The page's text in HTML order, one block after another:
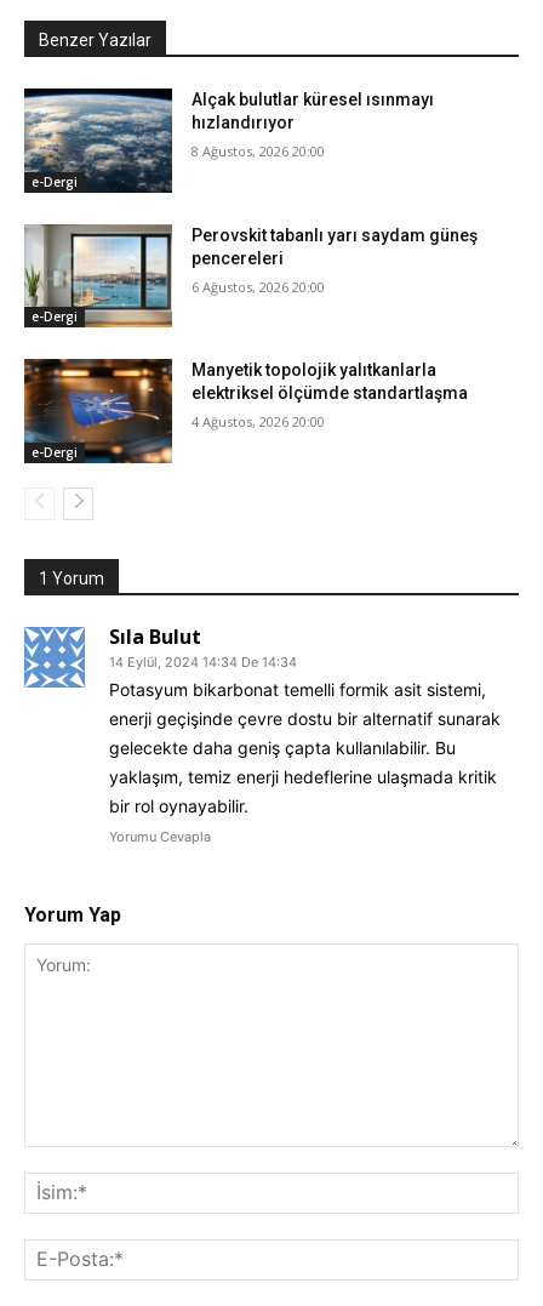
Benzer Yazılar
e-Dergi
Alçak bulutlar küresel ısınmayı
hızlandırıyor
8 Ağustos, 2026 20:00
e-Dergi
Perovskit tabanlı yarı saydam güneş
pencereleri
6 Ağustos, 2026 20:00
e-Dergi
Manyetik topolojik yalıtkanlarla
elektriksel ölçümde standartlaşma
4 Ağustos, 2026 20:00
1 Yorum
Sıla Bulut
14 Eylül, 2024 14:34 De 14:34
Potasyum bikarbonat temelli formik asit sistemi,
enerji geçişinde çevre dostu bir alternatif sunarak
gelecekte daha geniş çapta kullanılabilir. Bu
yaklaşım, temiz enerji hedeflerine ulaşmada kritik
bir rol oynayabilir.
Yorumu Cevapla
Yorum Yap